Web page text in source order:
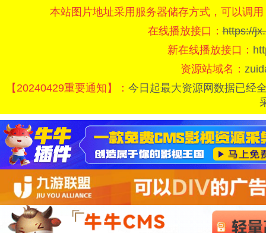
本站图片地址采用服务器储存方式，可以调
在线播放接口：https://
新在线播放接口：
资源站域名：
【20240429重要通知】： 今日起最大资源网数据已经